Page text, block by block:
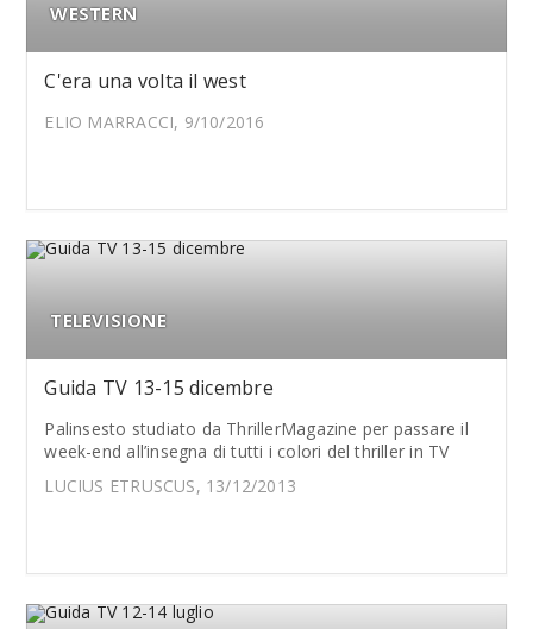
WESTERN
C'era una volta il west
ELIO MARRACCI, 9/10/2016
TELEVISIONE
Guida TV 13-15 dicembre
Palinsesto studiato da ThrillerMagazine per passare il
week-end all’insegna di tutti i colori del thriller in TV
LUCIUS ETRUSCUS, 13/12/2013